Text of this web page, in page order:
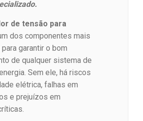
de tensão para
dos componentes mais
garantir o bom
de qualquer sistema de
Sem ele, há riscos
elétrica, falhas em
e prejuízos em